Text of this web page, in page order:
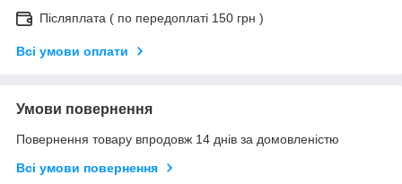
Післяплата ( по передоплаті 150 грн )
Всі умови оплати
Умови повернення
Повернення товару впродовж 14 днів за домовленістю
Всі умови повернення